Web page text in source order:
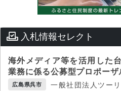
入札情報セレクト
海外メディア等を活用した
業務に係る公募型プロポーザ
広島県呉市
一般社団法人ツー